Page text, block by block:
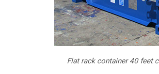
Flat rack container 40 feet